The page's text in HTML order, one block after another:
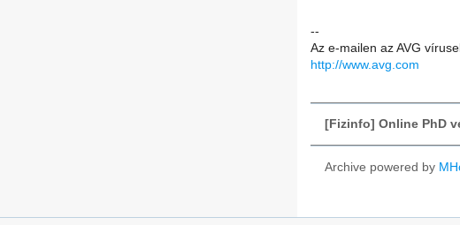
--
Az e-mailen az AVG
http://www.avg.com
[Fizinfo] Online PhD
Archive powered by